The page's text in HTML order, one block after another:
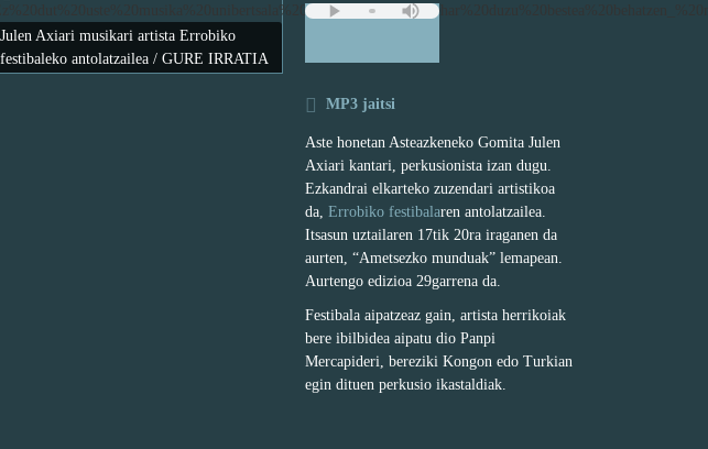
Julen Axiari musikari artista Errobiko
festibaleko antolatzailea / GURE IRRATIA
MP3 jaitsi
Aste honetan Asteazkeneko Gomita Julen
Axiari kantari, perkusionista izan dugu.
Ezkandrai elkarteko zuzendari artistikoa
da, Errobiko festibalaren antolatzailea.
Itsasun uztailaren 17tik 20ra iraganen da
aurten, “Ametsezko munduak” lemapean.
Aurtengo edizioa 29garrena da.
Festibala aipatzeaz gain, artista herrikoiak
bere ibilbidea aipatu dio Panpi
Mercapideri, bereziki Kongon edo Turkian
egin dituen perkusio ikastaldiak.